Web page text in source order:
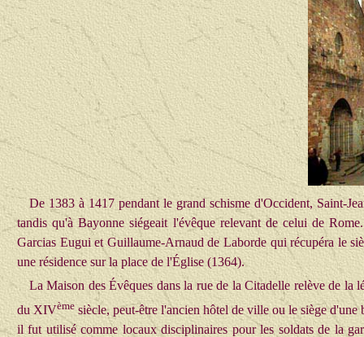
De 1383 à 1417 pendant le grand schisme d'Occident, Saint-
tandis qu'à Bayonne siégeait l'évêque relevant de celui de
Garcias Eugui et Guillaume-Arnaud de Laborde qui récupéra le
une résidence sur la place de l'Église (1364).
La Maison des Évêques dans la rue de la Citadelle relève de la
du XIVèmesiècle, peut-être l'ancien hôtel de ville ou le siège
il fut utilisé comme locaux disciplinaires pour les soldats de la